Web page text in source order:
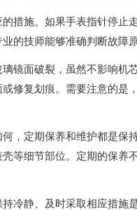
施。如果手表指针停止
的技师能够准确判断故障
面破裂，虽然不影响机
修复划痕。需要注意的是
定期保养和维护都是保
等细节部位。定期的保养
静、及时采取相应措施